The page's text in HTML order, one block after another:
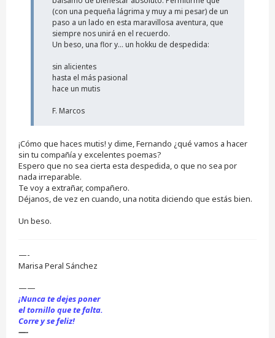
(con una pequeña lágrima y muy a mi pesar) de un
paso a un lado en esta maravillosa aventura, que
siempre nos unirá en el recuerdo.
Un beso, una flor y... un hokku de despedida:
sin alicientes
hasta el más pasional
hace un mutis
F. Marcos
¡Cómo que haces mutis! y dime, Fernando ¿qué vamos a hacer
sin tu compañía y excelentes poemas?
Espero que no sea cierta esta despedida, o que no sea por
nada irreparable.
Te voy a extrañar, compañero.
Déjanos, de vez en cuando, una notita diciendo que estás bien.
Un beso.
—-
Marisa Peral Sánchez
——
¡Nunca te dejes poner
el tornillo que te falta.
Corre y se feliz!
—-